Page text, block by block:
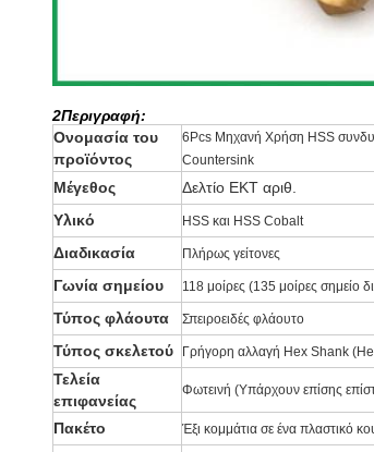
2Περιγραφή:
Ονομασία του
προϊόντος
6Pcs Μηχανή Χρήση HSS
Countersink
Μέγεθος
Δελτίο ΕΚΤ αριθ.
Υλικό
HSS και HSS Cobalt
Διαδικασία Πλήρως γείτονες
Γωνία σημείου 118 μοίρες (135 μοίρες σημείο
Τύπος φλάουτα Σπειροειδές φλάουτο
Τύπος σκελετού Γρήγορη αλλαγή Hex Shank (Hex
Τελεία
επιφανείας
Φωτεινή (Υπάρχουν επίσης
Πακέτο Έξι κομμάτια σε ένα πλαστικό